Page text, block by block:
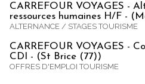
CARREFOUR VOYAGES -
ressources humaines H/F -
ALTERNANCE / STAGES TOURISME
CARREFOUR VOYAGES -
CDI - (St Brice (77))
OFFRES D'EMPLOI TOURISME